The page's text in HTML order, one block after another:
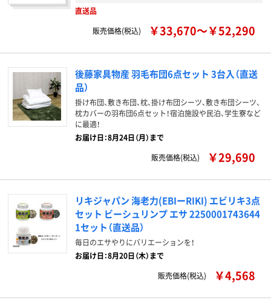
直送品
販売価格(税込)
￥33,670～￥52,290
後藤家具物産 羽毛布団6点セット 3台入（直送
品）
掛け布団、敷き布団、枕、掛け布団シーツ、敷き布団シーツ、
枕カバーの羽布団6点セット！宿泊施設や民泊、学生寮など
に最適！
お届け日：8月24日（月）まで
販売価格(税込)
￥29,690
リキジャパン 海老力(EBIーRIKI) エビリキ3点
セット ビーシュリンプ エサ 2250001743644
1セット（直送品）
毎日のエサやりにバリエーションを！
お届け日：8月20日（木）まで
販売価格(税込)
￥4,568